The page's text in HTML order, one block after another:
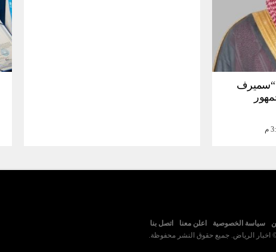
“سميرف
سياسة الخصوصية اعلن معنا
اتصل بنا